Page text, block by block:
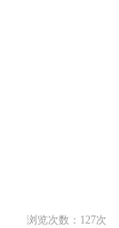
浏览次数： 127次